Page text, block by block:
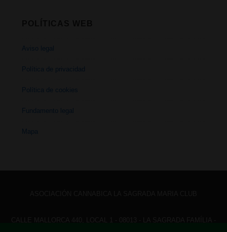
Aviso legal
Política de privacidad
Política de cookies
Fundamento legal
Mapa